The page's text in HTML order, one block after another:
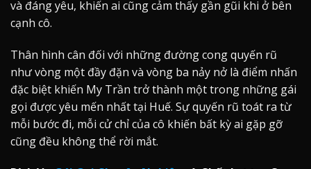
và đáng yêu, khiến ai cũng cảm thấy gần gũi khi ở bên
cạnh cô.
Thân hình cân đối với những đường cong quyến rũ
như vòng một đầy đặn và vòng ba nảy nở là điểm nhấn
đặc biệt khiến My Trần trở thành một trong những gái
gọi được yêu mến nhất tại Huế. Sự quyến rũ toát ra từ
mỗi bước đi, mỗi cử chỉ của cô khiến bất kỳ ai gặp gỡ
cũng đều không thể rời mắt.